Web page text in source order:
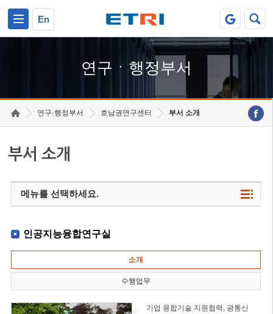
En
연구ㆍ행정부서
연구·행정부서 호남권연구센터 부서 소개
부서 소개
메뉴를 선택하세요.
인공지능융합연구실
소개
수행업무
기업 융합기술 지원협력, 광통신